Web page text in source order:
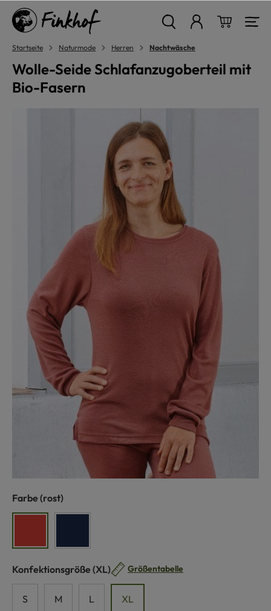
springen
Startseite Naturmode Herren Nachtwäsche
Wolle-Seide Schlafanzugoberteil mit
Bio-Fasern
Farbe auswählen
(rost)
Konfektionsgröße auswählen
(XL) Größentabelle
S M L XL